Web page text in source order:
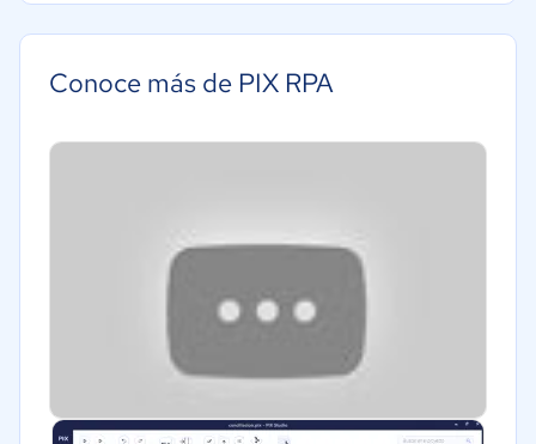
Hotelería / Viajes
Farmacéutica
Software / TI
Conoce más de PIX RPA